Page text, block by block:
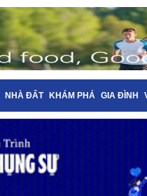
NHÀ ĐẤT KHÁM PHÁ GIA ĐÌNH